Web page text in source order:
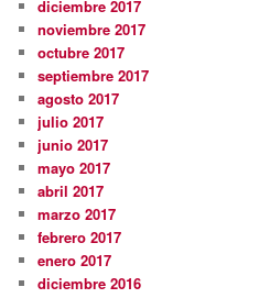
diciembre 2017
noviembre 2017
octubre 2017
septiembre 2017
agosto 2017
julio 2017
junio 2017
mayo 2017
abril 2017
marzo 2017
febrero 2017
enero 2017
diciembre 2016